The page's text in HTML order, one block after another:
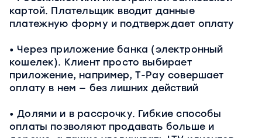
картой. Плательщик вводит данные
платежную форму и подтверждает оплату
Через приложение банка (электронный
кошелек). Клиент просто выбирает
приложение, например, Т-Рау совершает
оплату в нем — без лишних действий
Долями и в рассрочку. Гибкие способы
оплаты позволяют продавать больше и